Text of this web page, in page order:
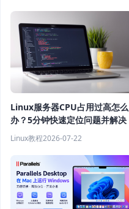
Linux服务器CPU占用过高怎么
办？5分钟快速定位问题并解决
Linux教程2026-07-22